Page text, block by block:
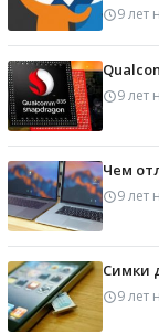
9 лет
9 лет
Чем
9 лет
Симки
9 лет